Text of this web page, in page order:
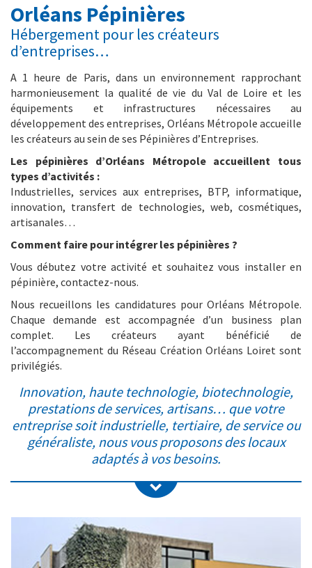
Orléans Pépinières
Hébergement pour les créateurs
d’entreprises…
A 1 heure de Paris, dans un environnement rapprochant
harmonieusement la qualité de vie du Val de Loire et les
équipements et infrastructures nécessaires au
développement des entreprises, Orléans Métropole accueille
les créateurs au sein de ses Pépinières d’Entreprises.
Les pépinières d’Orléans Métropole accueillent tous
types d’activités :
Industrielles, services aux entreprises, BTP, informatique,
innovation, transfert de technologies, web, cosmétiques,
artisanales…
Comment faire pour intégrer les pépinières ?
Vous débutez votre activité et souhaitez vous installer en
pépinière, contactez-nous.
Nous recueillons les candidatures pour Orléans Métropole.
Chaque demande est accompagnée d’un business plan
complet. Les créateurs ayant bénéficié de
l’accompagnement du Réseau Création Orléans Loiret sont
privilégiés.
Innovation, haute technologie, biotechnologie,
prestations de services, artisans… que votre
entreprise soit industrielle, tertiaire, de service ou
généraliste, nous vous proposons des locaux
adaptés à vos besoins.